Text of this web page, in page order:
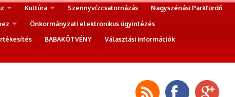
Kultúra Szennyvízcsatornázás
Nagyszénási Parkfürdő
Önkormányzati elektronikus ügyintézés
BABAKÖTVÉNY
Választási információk